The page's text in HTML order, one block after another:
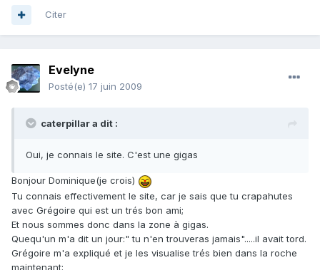
Citer
Evelyne
Posté(e) 17 juin 2009
caterpillar a dit :
Oui, je connais le site. C'est une gigas
Bonjour Dominique(je crois)
Tu connais effectivement le site, car je sais que tu crapahutes
avec Grégoire qui est un trés bon ami;
Et nous sommes donc dans la zone à gigas.
Quequ'un m'a dit un jour:" tu n'en trouveras jamais".....il avait tord.
Grégoire m'a expliqué et je les visualise trés bien dans la roche
maintenant;